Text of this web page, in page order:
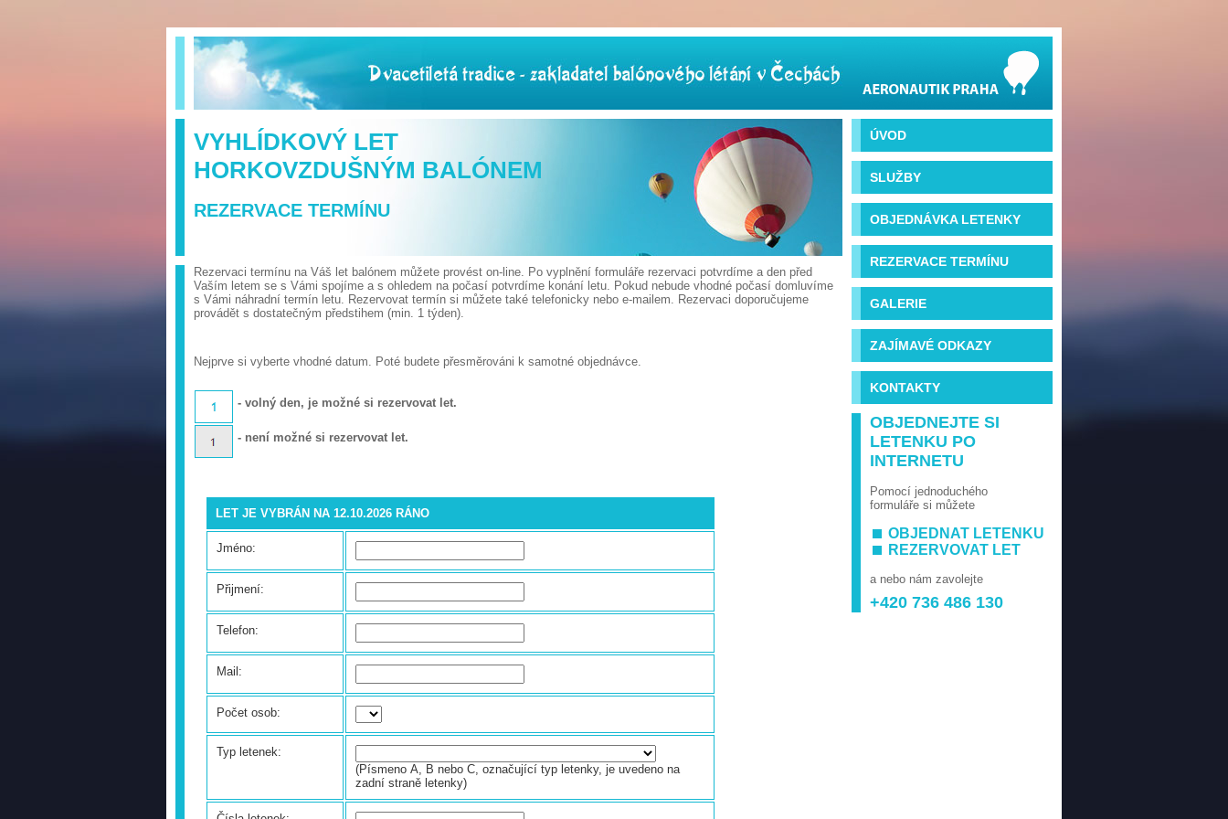
VYHLÍDKOVÝ LET
HORKOVZDUŠNÝM BALÓNEM
REZERVACE TERMÍNU
Rezervaci termínu na Váš let balónem můžete provést on-line. Po vyplnění formuláře rezervaci potvrdíme a den před
Vaším letem se s Vámi spojíme a s ohledem na počasí potvrdíme konání letu. Pokud nebude vhodné počasí domluvíme
s Vámi náhradní termín letu. Rezervovat termín si můžete také telefonicky nebo e-mailem. Rezervaci doporučujeme
provádět s dostatečným předstihem (min. 1 týden).
Nejprve si vyberte vhodné datum. Poté budete přesměrováni k samotné objednávce.
- volný den, je možné si rezervovat let.
- není možné si rezervovat let.
LET JE VYBRÁN NA 12.10.2026 RÁNO
Jméno:
Přijmení:
Telefon:
Mail:
Počet osob:
Typ letenek:
(Písmeno A, B nebo C, označující typ letenky, je uvedeno na
zadní straně letenky)
ÚVOD
SLUŽBY
OBJEDNÁVKA LETENKY
REZERVACE TERMÍNU
GALERIE
ZAJÍMAVÉ ODKAZY
KONTAKTY
OBJEDNEJTE SI
LETENKU PO
INTERNETU
Pomocí jednoduchého
formuláře si můžete
OBJEDNAT LETENKU
REZERVOVAT LET
a nebo nám zavolejte
+420 736 486 130